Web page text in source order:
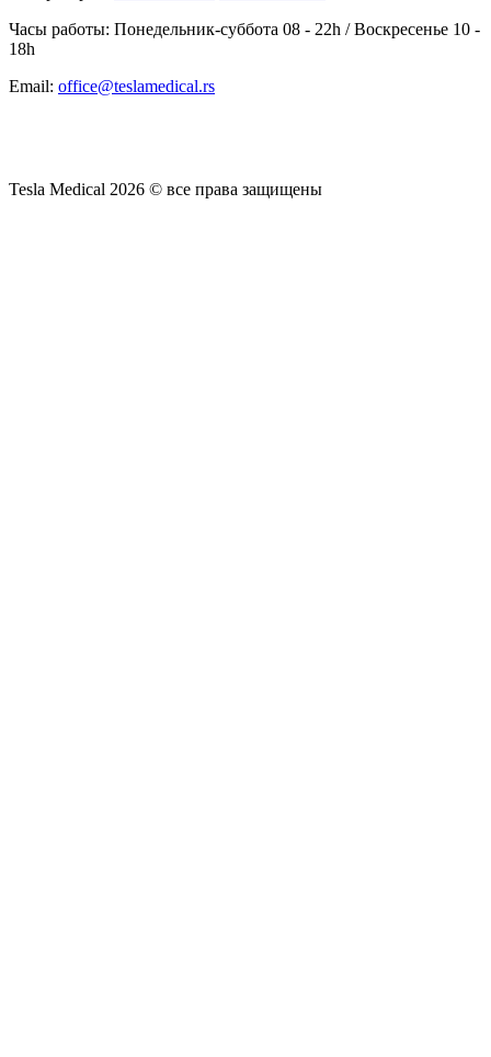
Часы работы: Понедельник-суббота 08 - 22h / Воскресенье 10 -
18h
Email: office@teslamedical.rs
Tesla Medical 2026 © все права защищены